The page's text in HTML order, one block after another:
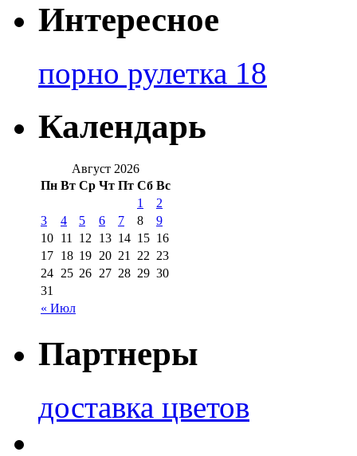
Интересное
порно рулетка 18
Календарь
Август 2026
Пн Вт Ср Чт Пт Сб Вс
« Июл
1
2
3
4 5 6 7 8
9
10 11 12 13 14 15 16
17 18 19 20 21 22 23
24 25 26 27 28 29 30
31
Партнеры
доставка цветов